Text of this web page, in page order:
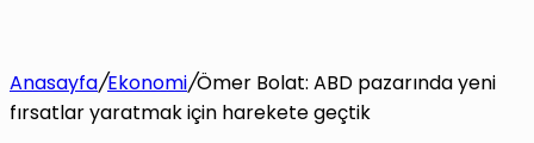
Anasayfa/Ekonomi/Ömer Bolat: ABD pazarında yeni
fırsatlar yaratmak için harekete geçtik